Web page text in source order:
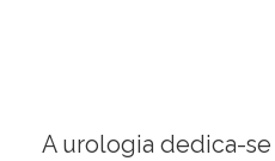
A urologia dedica-